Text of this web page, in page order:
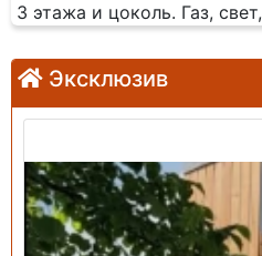
3 этажа и цоколь. Газ,
Эксклюзив